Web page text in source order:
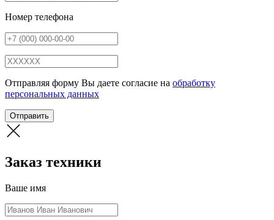
Номер телефона
Отправляя форму Вы даете согласие на обработку
персональных данных
Отправить
Заказ техники
Ваше имя